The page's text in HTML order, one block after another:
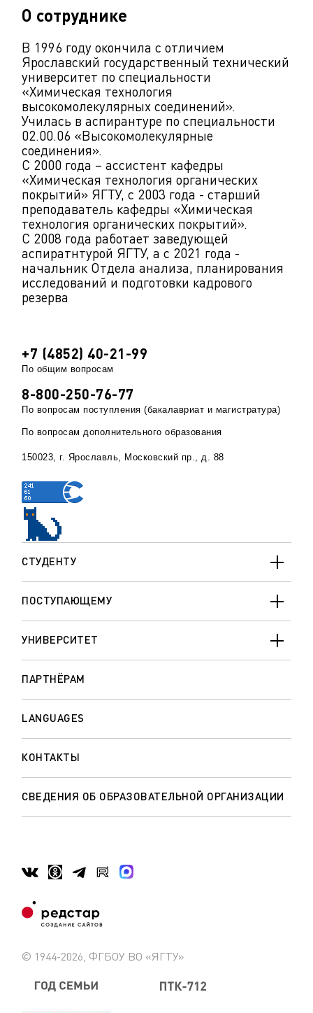
О сотруднике
В 1996 году окончила с отличием
Ярославский государственный технический
университет по специальности
«Химическая технология
высокомолекулярных соединений».
Училась в аспирантуре по специальности
02.00.06 «Высокомолекулярные
соединения».
С 2000 года – ассистент кафедры
«Химическая технология органических
покрытий» ЯГТУ, с 2003 года - старший
преподаватель кафедры «Химическая
технология органических покрытий».
С 2008 года работает заведующей
аспиратнтурой ЯГТУ, а с 2021 года -
начальник Отдела анализа, планирования
исследований и подготовки кадрового
резерва
СТУДЕНТУ
ПОСТУПАЮЩЕМУ
УНИВЕРСИТЕТ
ПАРТНЁРАМ
LANGUAGES
КОНТАКТЫ
СВЕДЕНИЯ ОБ ОБРАЗОВАТЕЛЬНОЙ ОРГАНИЗАЦИИ
+7 (4852) 40-21-99
По общим вопросам
8-800-250-76-77
По вопросам поступления (бакалавриат и магистратура)
По вопросам дополнительного образования
150023, г. Ярославль, Московский пр., д. 88
© 1944-2026, ФГБОУ ВО «ЯГТУ»